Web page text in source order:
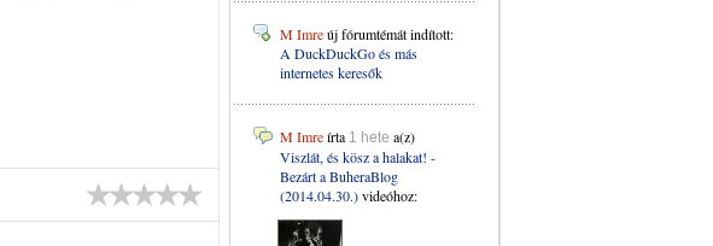
M Imreúj fórumtémát indított:
A DuckDuckGo és más
internetes keresők
M Imreírta 1 hete a(z)
Viszlát, és kösz a halakat! -
Bezárt a BuheraBlog
(2014.04.30.)videóhoz: